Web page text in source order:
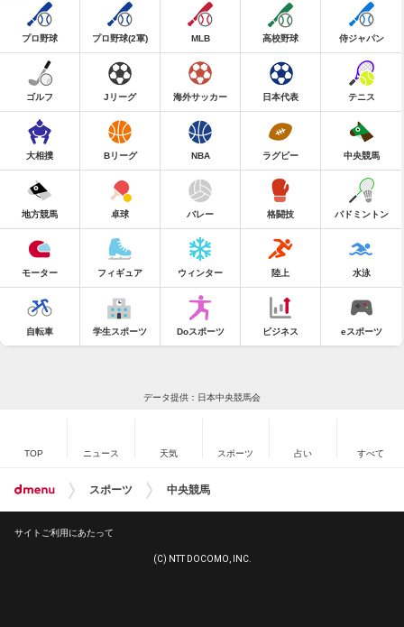
プロ野球 プロ野球(2軍) MLB 高校野球 侍ジャパン
ゴルフ Jリーグ 海外サッカー 日本代表 テニス
大相撲 Bリーグ NBA ラグビー 中央競馬
地方競馬 卓球 バレー 格闘技 バドミントン
モーター フィギュア ウィンター 陸上 水泳
自転車 学生スポーツ Doスポーツ ビジネス eスポーツ
データ提供：日本中央競馬会
TOP ニュース 天気 スポーツ 占い すべて
スポーツ 中央競馬
サイトご利用にあたって
(C) NTT DOCOMO, INC.